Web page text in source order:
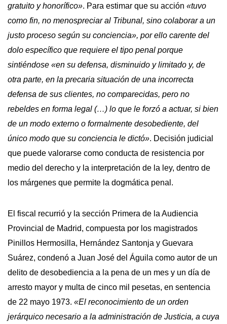
gratuito y honorífico». Para estimar que su acción «tuvo
como fin, no menospreciar al Tribunal, sino colaborar a un
justo proceso según su conciencia», por ello carente del
dolo específico que requiere el tipo penal porque
sintiéndose «en su defensa, disminuido y limitado y, de
otra parte, en la precaria situación de una incorrecta
defensa de sus clientes, no comparecidas, pero no
rebeldes en forma legal (…) lo que le forzó a actuar, si bien
de un modo externo o formalmente desobediente, del
único modo que su conciencia le dictó». Decisión judicial
que puede valorarse como conducta de resistencia por
medio del derecho y la interpretación de la ley, dentro de
los márgenes que permite la dogmática penal.
El fiscal recurrió y la sección Primera de la Audiencia
Provincial de Madrid, compuesta por los magistrados
Pinillos Hermosilla, Hernández Santonja y Guevara
Suárez, condenó a Juan José del Águila como autor de un
delito de desobediencia a la pena de un mes y un día de
arresto mayor y multa de cinco mil pesetas, en sentencia
de 22 mayo 1973. «El reconocimiento de un orden
jerárquico necesario a la administración de Justicia, a cuya